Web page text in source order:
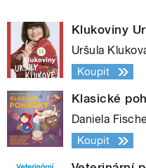
Klukoviny
Uršula
Koupit
Klasické
Daniela
Koupit